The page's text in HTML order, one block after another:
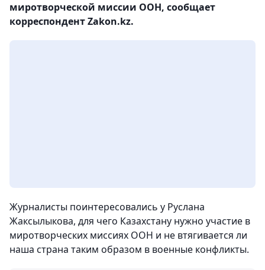
миротворческой миссии ООН, сообщает
корреспондент Zakon.kz.
Журналисты поинтересовались у Руслана
Жаксылыкова, для чего Казахстану нужно участие в
миротворческих миссиях ООН и не втягивается ли
наша страна таким образом в военные конфликты.